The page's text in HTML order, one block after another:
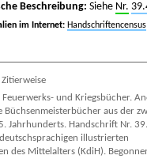
Beschreibung: Siehe Nr.
im Internet: Handschriftencensus
Zitierweise
Feuerwerks- und Kriegsbücher.
Büchsenmeisterbücher aus der
Jahrhunderts. Handschrift Nr.
illustrierten
des Mittelalters (KdiH).